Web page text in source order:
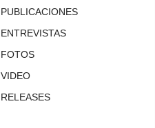
PUBLICACIONES
ENTREVISTAS
FOTOS
VIDEO
RELEASES